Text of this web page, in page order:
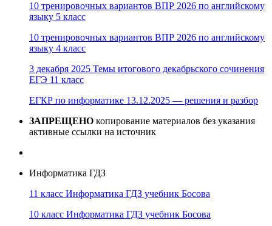
10 тренировочных вариантов ВПР 2026 по английскому
языку 5 класс
10 тренировочных вариантов ВПР 2026 по английскому
языку 4 класс
3 декабря 2025 Темы итогового декабрьского сочинения
ЕГЭ 11 класс
ЕГКР по информатике 13.12.2025 — решения и разбор
ЗАПРЕЩЕНО копирование материалов без указания
активные ссылки на источник
Информатика ГДЗ
11 класс Информатика ГДЗ учебник Босова
10 класс Информатика ГДЗ учебник Босова